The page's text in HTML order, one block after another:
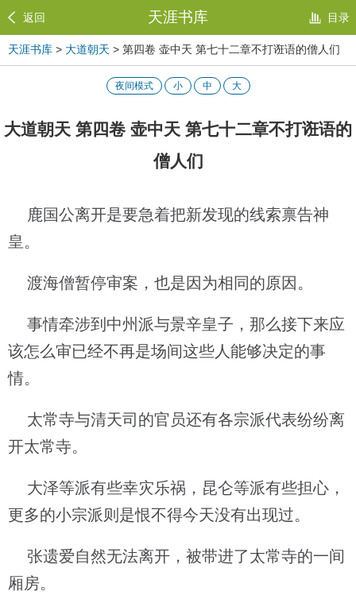
返回 天涯书库 目录
天涯书库 > 大道朝天 > 第四卷 壶中天 第七十二章不打诳语的僧人们
夜间模式 小 中 大
大道朝天 第四卷 壶中天 第七十二章不打诳语的
僧人们
鹿国公离开是要急着把新发现的线索禀告神
皇。
渡海僧暂停审案，也是因为相同的原因。
事情牵涉到中州派与景辛皇子，那么接下来应
该怎么审已经不再是场间这些人能够决定的事
情。
太常寺与清天司的官员还有各宗派代表纷纷离
开太常寺。
大泽等派有些幸灾乐祸，昆仑等派有些担心，
更多的小宗派则是恨不得今天没有出现过。
张遗爱自然无法离开，被带进了太常寺的一间
厢房。